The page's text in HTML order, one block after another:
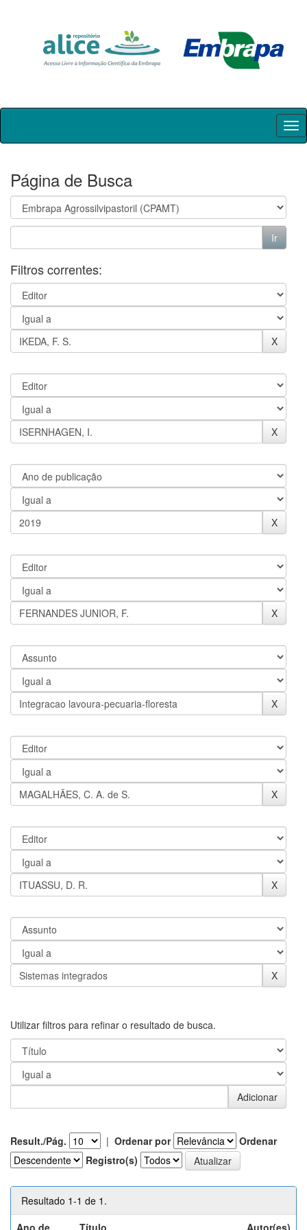
Skip
Página de Busca
Filtros correntes:
Utilizar filtros para refinar o resultado de busca.
Result./Pág. | Ordenar por
Ordenar
Registro(s)
Resultado 1-1 de 1.
Ano de
Título Autor(es)